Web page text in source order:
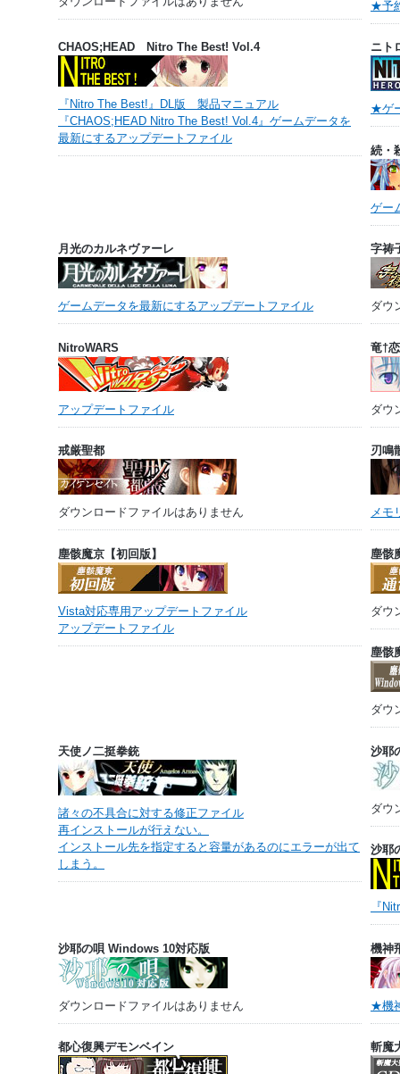
★予
CHAOS;HEAD Nitro The Best! Vol.4
『Nitro The Best!』DL版 製品マニュアル
『CHAOS;HEAD Nitro The Best! Vol.4』ゲームデータを
最新にするアップデートファイル
ニト
★ゲ
続・
ゲー
月光のカルネヴァーレ
ゲームデータを最新にするアップデートファイル
字祷
ダウ
NitroWARS
アップデートファイル
竜†
ダウ
戒厳聖都
ダウンロードファイルはありません
刃鳴
メモ
塵骸魔京【初回版】
Vista対応専用アップデートファイル
アップデートファイル
塵骸
ダウ
塵骸
ダウ
天使ノ二挺拳銃
諸々の不具合に対する修正ファイル
再インストールが行えない。
インストール先を指定すると容量があるのにエラーが出て
しまう。
沙耶
ダウ
沙耶
『
沙耶の唄 Windows 10対応版
ダウンロードファイルはありません
機神
★機
都心復興デモンベイン 斬魔